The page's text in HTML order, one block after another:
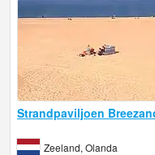
Strandpaviljoen
Zeeland, Olanda